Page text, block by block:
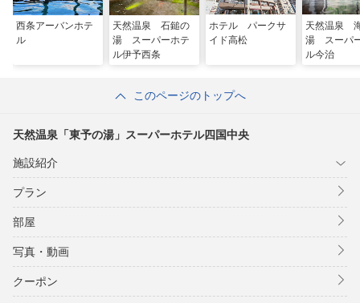
西条アーバンホテ
ル
天然温泉 石鎚の
湯 スーパーホテ
ル伊予西条
ホテル パークサ
イド高松
天然温泉
湯 スーパ
ル今治
このページのトップへ
天然温泉「東予の湯」スーパーホテル四国中央
施設紹介
プラン
部屋
写真・動画
クーポン